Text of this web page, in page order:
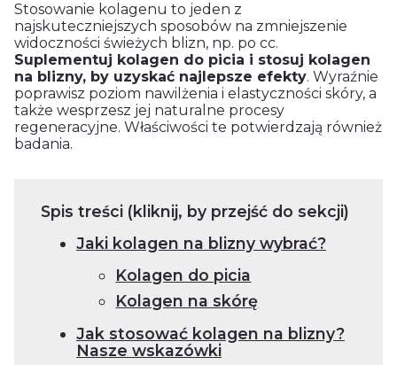
Stosowanie kolagenu to jeden z
najskuteczniejszych sposobów na zmniejszenie
widoczności świeżych blizn, np. po cc.
Suplementuj kolagen do picia i stosuj kolagen
na blizny, by uzyskać najlepsze efekty. Wyraźnie
poprawisz poziom nawilżenia i elastyczności skóry, a
także wesprzesz jej naturalne procesy
regeneracyjne. Właściwości te potwierdzają również
badania.
Spis treści (kliknij, by przejść do sekcji)
Jaki kolagen na blizny wybrać?
Kolagen do picia
Kolagen na skórę
Jak stosować kolagen na blizny?
Nasze wskazówki